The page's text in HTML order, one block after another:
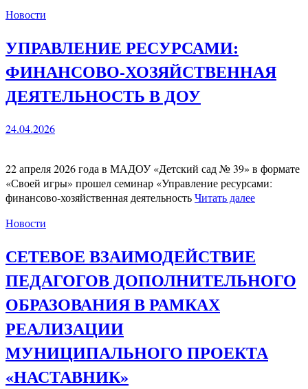
Новости
УПРАВЛЕНИЕ РЕСУРСАМИ:
ФИНАНСОВО-ХОЗЯЙСТВЕННАЯ
ДЕЯТЕЛЬНОСТЬ В ДОУ
24.04.2026
22 апреля 2026 года в МАДОУ «Детский сад № 39» в формате
«Своей игры» прошел семинар «Управление ресурсами:
финансово-хозяйственная деятельностьЧитать далее
Новости
СЕТЕВОЕ ВЗАИМОДЕЙСТВИЕ
ПЕДАГОГОВ ДОПОЛНИТЕЛЬНОГО
ОБРАЗОВАНИЯ В РАМКАХ
РЕАЛИЗАЦИИ
МУНИЦИПАЛЬНОГО ПРОЕКТА
«НАСТАВНИК»